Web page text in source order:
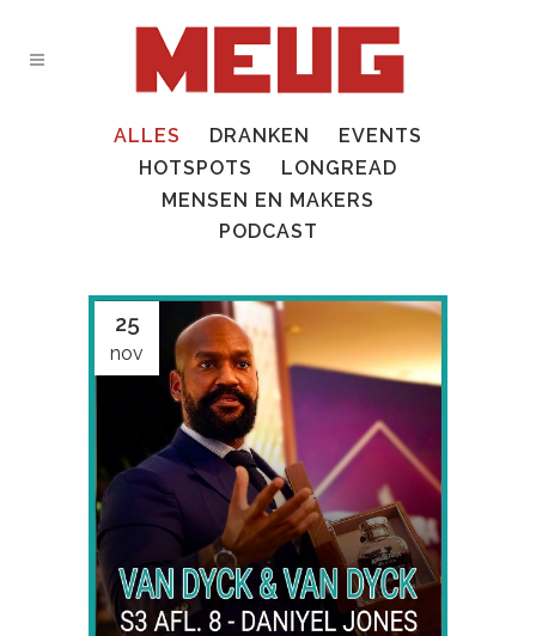
ALLES DRANKEN
EVENTS
HOTSPOTS
LONGREAD
MENSEN EN MAKERS
PODCAST
25
nov